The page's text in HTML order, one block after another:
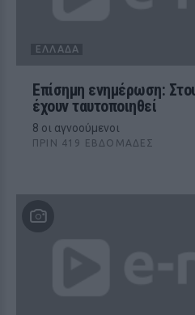
ΕΛΛΆΔΑ
Επίσημη ενημέρωση:
έχουν ταυτοποιηθεί
8 οι αγνοούμενοι
ΠΡΙΝ 419 ΕΒΔΟΜΆΔΕΣ